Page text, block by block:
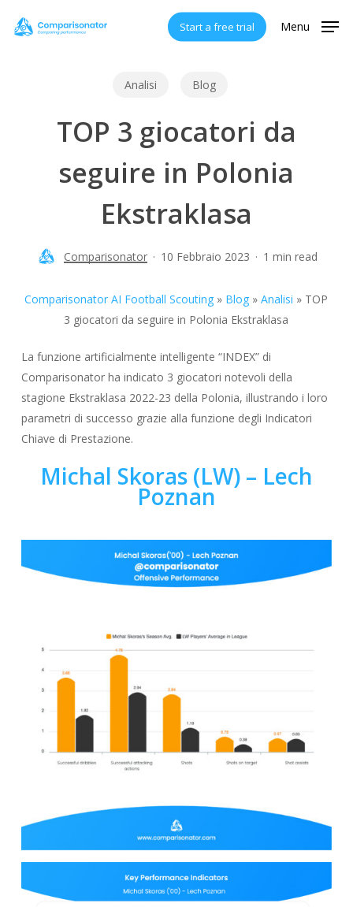
Start a free trial Menu
Analisi Blog
TOP 3 giocatori da
seguire in Polonia
Ekstraklasa
Comparisonator 10 Febbraio 2023 1 min read
Comparisonator AI Football Scouting » Blog »Analisi » TOP
3 giocatori da seguire in Polonia Ekstraklasa
La funzione artificialmente intelligente “INDEX” di
Comparisonator ha indicato 3 giocatori notevoli della
stagione Ekstraklasa 2022-23 della Polonia, illustrando i loro
parametri di successo grazie alla funzione degli Indicatori
Chiave di Prestazione.
Michal Skoras (LW) – Lech
Poznan